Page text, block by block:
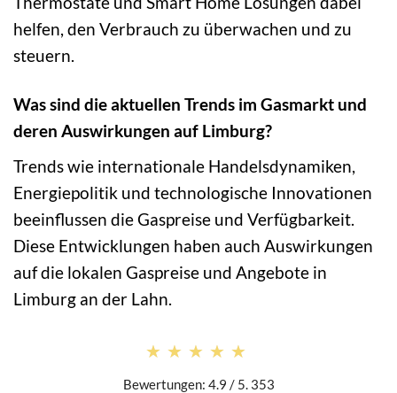
helfen, den Verbrauch zu überwachen und zu
steuern.
Was sind die aktuellen Trends im Gasmarkt und
deren Auswirkungen auf Limburg?
Trends wie internationale Handelsdynamiken,
Energiepolitik und technologische Innovationen
beeinflussen die Gaspreise und Verfügbarkeit.
Diese Entwicklungen haben auch Auswirkungen
auf die lokalen Gaspreise und Angebote in
Limburg an der Lahn.
★★★★★
★★★★★
Bewertungen: 4.9 / 5. 353